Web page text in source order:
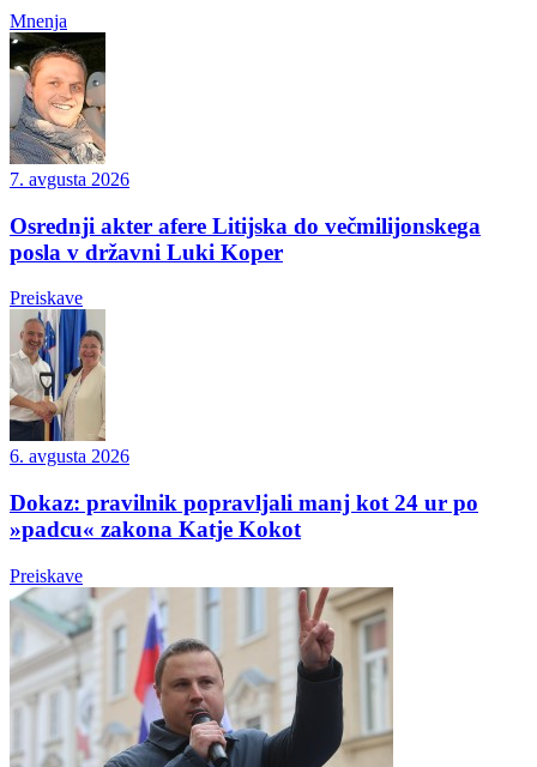
Mnenja
7. avgusta 2026
Osrednji akter afere Litijska do večmilijonskega
posla v državni Luki Koper
Preiskave
6. avgusta 2026
Dokaz: pravilnik popravljali manj kot 24 ur po
»padcu« zakona Katje Kokot
Preiskave